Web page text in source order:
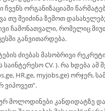
ორგანიზაციაში
თუ შეიძინა ზემოთ
ჩამონათვალი, რომელიც
განვითარდება.
ძიებას მასობრივი
CV. ). რა ხდება ამ
HR.ge, myjobs.ge) ორჯერ,
ვიპოვეთ”.
მოლოდინები კანდიდატზე